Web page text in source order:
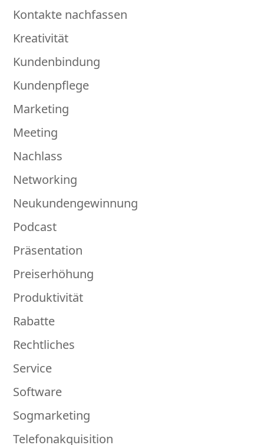
Kontakte nachfassen
Kreativität
Kundenbindung
Kundenpflege
Marketing
Meeting
Nachlass
Networking
Neukundengewinnung
Podcast
Präsentation
Preiserhöhung
Produktivität
Rabatte
Rechtliches
Service
Software
Sogmarketing
Telefonakquisition